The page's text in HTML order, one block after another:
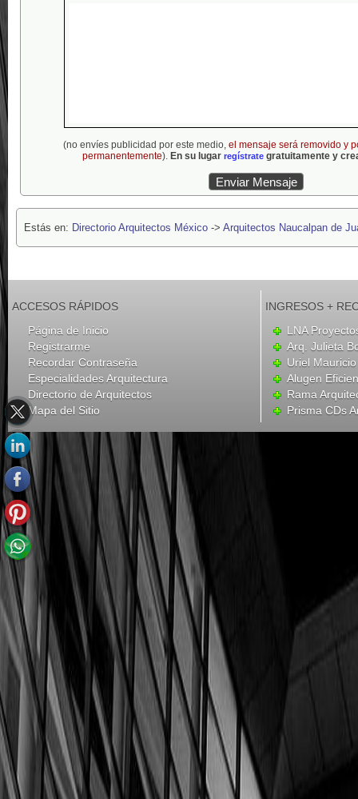
(no envíes publicidad por este medio, el mensaje será removido y
permanentemente). En su lugar regístrategratuitamente y
Estás en: Directorio Arquitectos México -> Arquitectos Naucalpan de
ACCESOS RÁPIDOS
Página de Inicio
Registrarme
Recordar Contraseña
Especialidades Arquitectura
Directorio de Arquitectos
Mapa del Sitio
INGRESOS +
LNA
Arq. Julieta
Uriel
Alugen
Rama
Prisma CDs